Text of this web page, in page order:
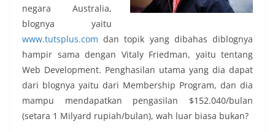
negara Australia,
blognya yaitu
www.tutsplus.com dan topik yang dibahas diblognya
hampir sama dengan Vitaly Friedman, yaitu tentang
Web Development. Penghasilan utama yang dia dapat
dari blognya yaitu dari Membership Program, dan dia
mampu mendapatkan pengasilan $152.040/bulan
(setara 1 Milyard rupiah/bulan), wah luar biasa bukan?